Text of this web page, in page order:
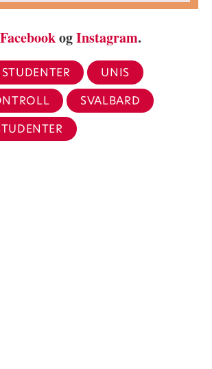
FacebookogInstagram.
STUDENTER
UNIS
SVALBARD